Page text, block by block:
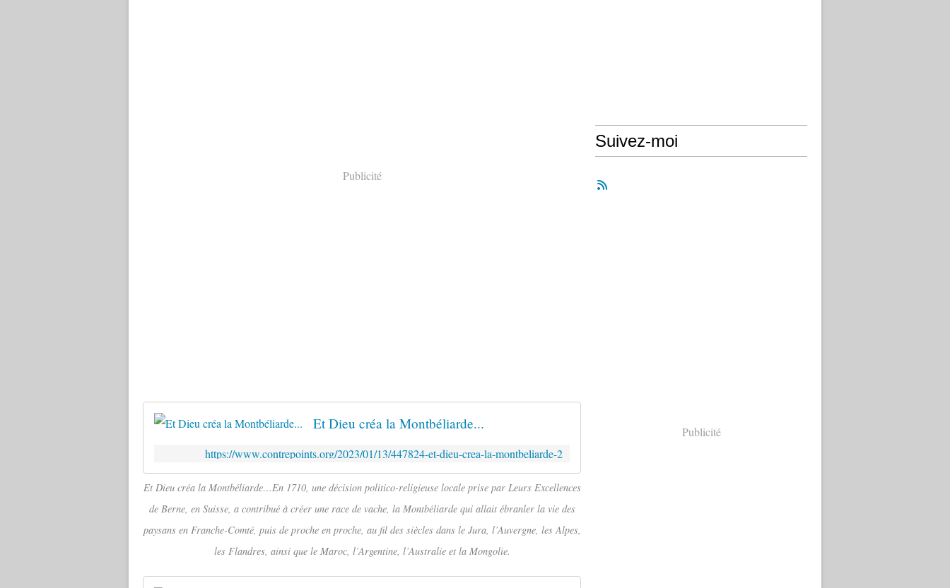
Publicité
Et Dieu créa la Montbéliarde...
https://www.contrepoints.org/2023/01/13/447824-et-dieu-crea-la-montbeliarde-2
Et Dieu créa la Montbéliarde…En 1710, une décision politico-religieuse locale prise par Leurs Excellences
de Berne, en Suisse, a contribué à créer une race de vache, la Montbéliarde qui allait ébranler la vie des
paysans en Franche-Comté, puis de proche en proche, au fil des siècles dans le Jura, l’Auvergne, les Alpes,
les Flandres, ainsi que le Maroc, l’Argentine, l’Australie et la Mongolie.
Suivez-moi
Publicité